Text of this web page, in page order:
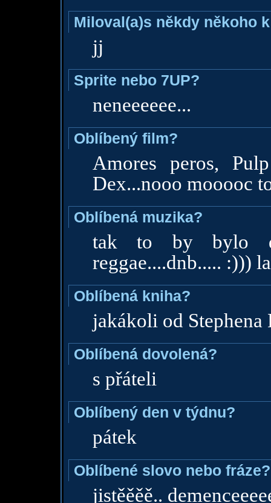
Miloval(a)s někdy někoho
jj
Sprite nebo 7UP?
neneeeeee...
Oblíbený film?
Amores peros,
Dex...nooo mooooc
Oblíbená muzika?
tak to by bylo
reggae....dnb..... :)))
Oblíbená kniha?
jakákoli od Stephena
Oblíbená dovolená?
s přáteli
Oblíbený den v týdnu?
pátek
Oblíbené slovo nebo fráze?
jistěěěě..